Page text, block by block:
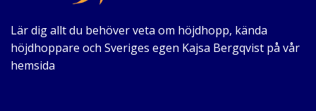
Lär dig allt du behöver veta om höjdhopp, kända
höjdhoppare och Sveriges egen Kajsa Bergqvist på vår
hemsida